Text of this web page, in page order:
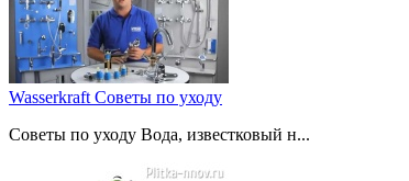
Wasserkraft Советы по уходу
Советы по уходу Вода, известковый н...